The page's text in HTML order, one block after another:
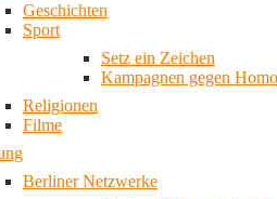
Geschichten
Sport
Setz ein Zeichen
Kampagnen gegen
Religionen
Filme
Berliner Netzwerke